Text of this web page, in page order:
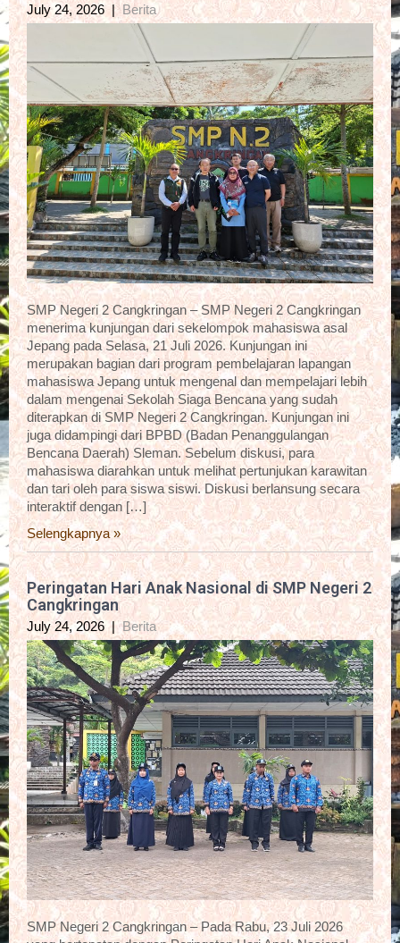
July 24, 2026 |Berita
SMP Negeri 2 Cangkringan – SMP Negeri 2 Cangkringan
menerima kunjungan dari sekelompok mahasiswa asal
Jepang pada Selasa, 21 Juli 2026. Kunjungan ini
merupakan bagian dari program pembelajaran lapangan
mahasiswa Jepang untuk mengenal dan mempelajari lebih
dalam mengenai Sekolah Siaga Bencana yang sudah
diterapkan di SMP Negeri 2 Cangkringan. Kunjungan ini
juga didampingi dari BPBD (Badan Penanggulangan
Bencana Daerah) Sleman. Sebelum diskusi, para
mahasiswa diarahkan untuk melihat pertunjukan karawitan
dan tari oleh para siswa siswi. Diskusi berlansung secara
interaktif dengan […]
Selengkapnya »
Peringatan Hari Anak Nasional di SMP Negeri 2
Cangkringan
July 24, 2026 |Berita
SMP Negeri 2 Cangkringan – Pada Rabu, 23 Juli 2026